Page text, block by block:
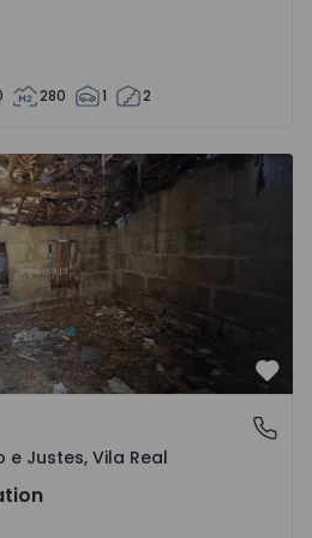
280 1 2
do Castelo e Justes -
Justes, Vila Real
Justes, Vila Real